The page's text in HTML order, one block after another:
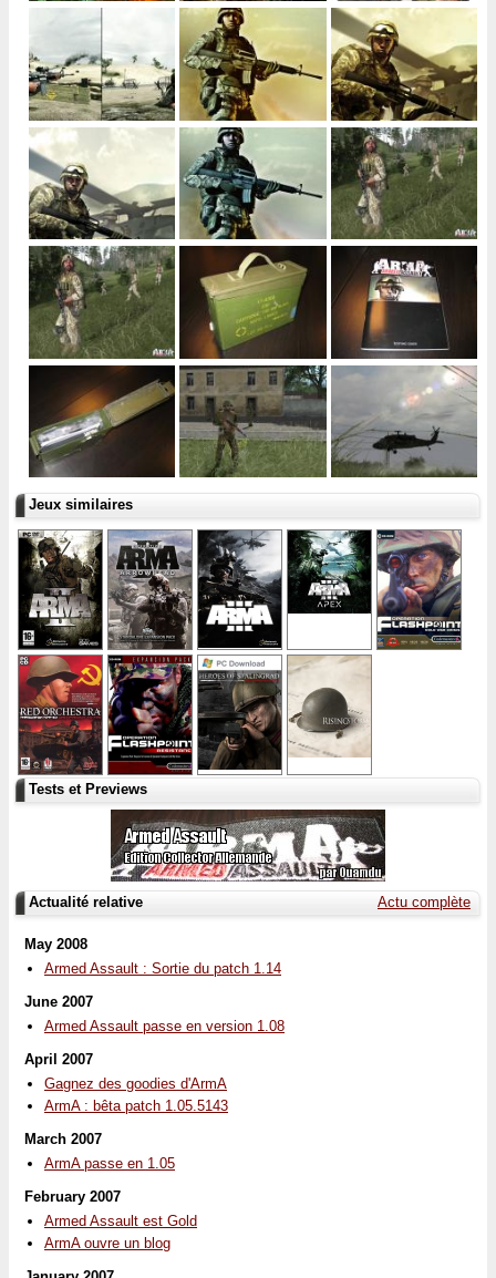
Jeux similaires
Tests et Previews
Actu complète
Actualité relative
May 2008
Armed Assault : Sortie du patch 1.14
June 2007
Armed Assault passe en version 1.08
April 2007
Gagnez des goodies d'ArmA
ArmA : bêta patch 1.05.5143
March 2007
ArmA passe en 1.05
February 2007
Armed Assault est Gold
ArmA ouvre un blog